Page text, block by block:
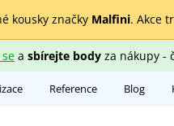
kousky značky Malfini. Akce
a sbírejte bodyza nákupy -
Reference Blog